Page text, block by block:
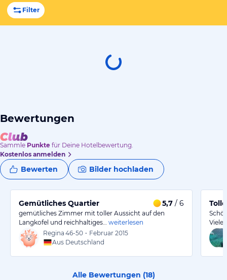
Filter
Bewertungen
Sammle Punkte für Deine Hotelbewertung.
Kostenlos anmelden
Bewerten Bilder hochladen
Gemütliches Quartier 5,7 / 6
gemütliches Zimmer mit toller Aussicht auf den
Langkofel und reichhaltiges…
weiterlesen
Regina 46-50 • Februar 2015
Aus Deutschland
Viele
Alle Bewertungen (18)